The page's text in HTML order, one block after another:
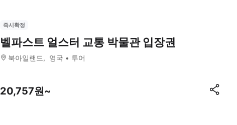
즉시확정
벨파스트 얼스터 교통 박물관 입장권
북아일랜드 영국 투어
20,757원~